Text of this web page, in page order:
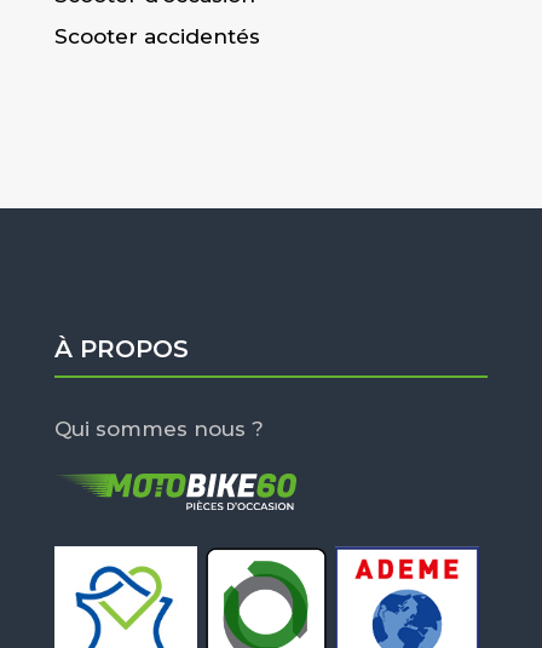
Scooter accidentés
À PROPOS
Qui sommes nous ?